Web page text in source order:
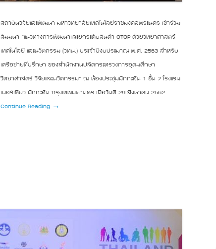
สถาบันวิจัยและพัฒนา มหาวิทยาลัยเทคโนโลยีราชมงคลพระนคร เข้าร่วม
สัมมนา “แนวทางการพัฒนาและยกระดับสินค้า OTOP ด้วยวิทยาศาสตร์
เทคโนโลยี และนวัตกรรม (วทน.) ประจำปีงบประมาณ พ.ศ. 2563 สำหรับ
เครือข่ายที่ปรึกษา ของสำนักงานปลัดกระทรวงการอุดมศึกษา
วิทยาศาสตร์ วิจัยและนวัตกรรม” ณ ห้องประชุมมักกะสัน 1 ชั้น 7 โรงแรม
เมอร์เคียว มักกะสัน กรุงเทพมหานคร เมื่อวันที่ 29 สิงหาคม 2562
Continue Reading →